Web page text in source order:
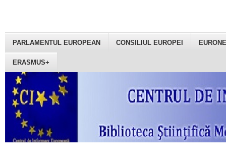
PARLAMENTUL EUROPEAN CONSILIUL EUROPEI
ERASMUS+